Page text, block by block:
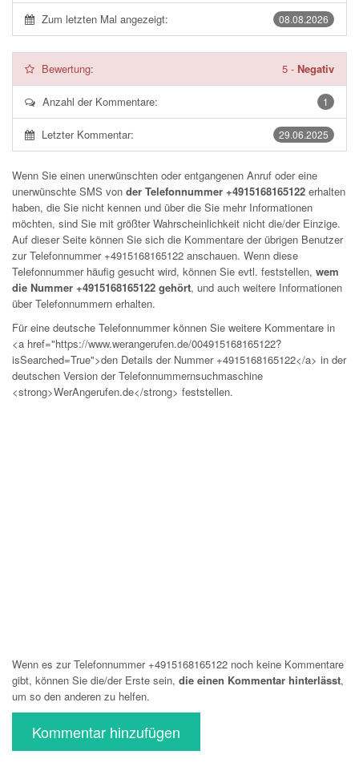
08.08.2026
Zum letzten Mal angezeigt:
Bewertung: 5 - Negativ
1
Anzahl der Kommentare:
29.06.2025
Letzter Kommentar:
Wenn Sie einen unerwünschten oder entgangenen Anruf oder eine
unerwünschte SMS von der Telefonnummer +4915168165122 erhalten
haben, die Sie nicht kennen und über die Sie mehr Informationen
möchten, sind Sie mit größter Wahrscheinlichkeit nicht die/der Einzige.
Auf dieser Seite können Sie sich die Kommentare der übrigen Benutzer
zur Telefonnummer +4915168165122 anschauen. Wenn diese
Telefonnummer häufig gesucht wird, können Sie evtl. feststellen, wem
die Nummer +4915168165122 gehört, und auch weitere Informationen
über Telefonnummern erhalten.
Für eine deutsche Telefonnummer können Sie weitere Kommentare in
<a href="https://www.werangerufen.de/004915168165122?
isSearched=True">den Details der Nummer +4915168165122</a> in der
deutschen Version der Telefonnummernsuchmaschine
<strong>WerAngerufen.de</strong> feststellen.
Wenn es zur Telefonnummer +4915168165122 noch keine Kommentare
gibt, können Sie die/der Erste sein, die einen Kommentar hinterlässt,
um so den anderen zu helfen.
Kommentar hinzufügen